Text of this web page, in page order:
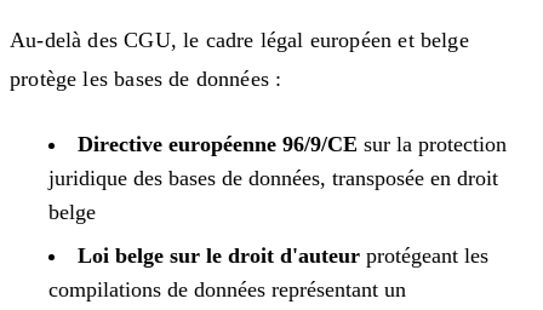
Au-delà des CGU, le cadre légal européen et belge
protège les bases de données :
Directive européenne 96/9/CE sur la protection
juridique des bases de données, transposée en droit
belge
Loi belge sur le droit d'auteur protégeant les
compilations de données représentant un